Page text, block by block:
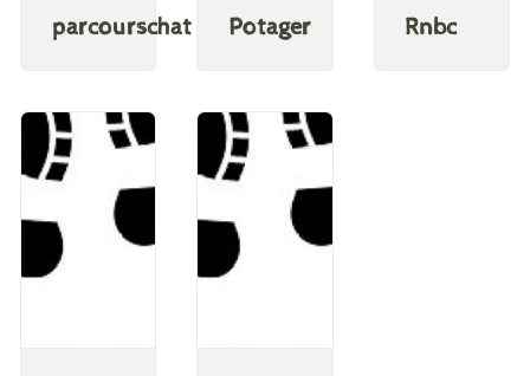
parcourschat Potager Rnbc